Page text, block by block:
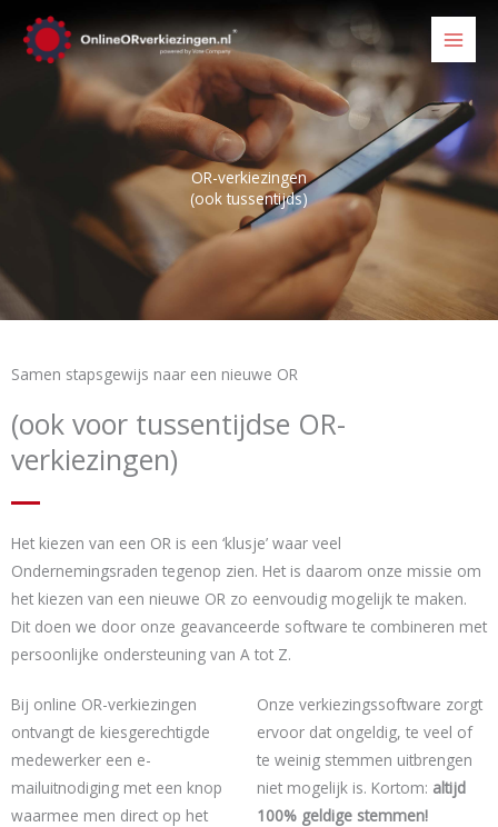
naar
OR-verkiezingen
(ook tussentijds)
Samen stapsgewijs naar een nieuwe OR
(ook voor tussentijdse OR-
verkiezingen)
Het kiezen van een OR is een ‘klusje’ waar veel
Ondernemingsraden tegenop zien. Het is daarom onze missie om
het kiezen van een nieuwe OR zo eenvoudig mogelijk te maken.
Dit doen we door onze geavanceerde software te combineren met
persoonlijke ondersteuning van A tot Z.
Bij online OR-verkiezingen
ontvangt de kiesgerechtigde
medewerker een e-
mailuitnodiging met een knop
waarmee men direct op het
Onze verkiezingssoftware zorgt
ervoor dat ongeldig, te veel of
te weinig stemmen uitbrengen
niet mogelijk is. Kortom: altijd
100% geldige stemmen!